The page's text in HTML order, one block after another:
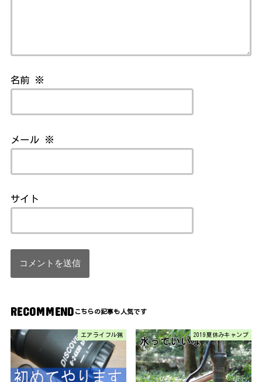
名前 ※
メール ※
サイト
RECOMMEND
エアライフル猟 2019夏休みキャンプ